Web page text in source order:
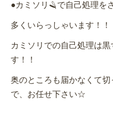
●カミソリ🪒で自己処理を
多くいらっしゃいます！！
カミソリでの自己処理は
す！！
奥のところも届かなくて
で、お任せ下さい☆